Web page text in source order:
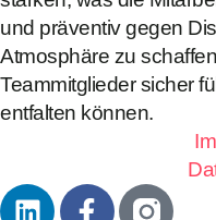
und präventiv gegen
Atmosphäre zu
Teammitglieder sicher
entfalten können.